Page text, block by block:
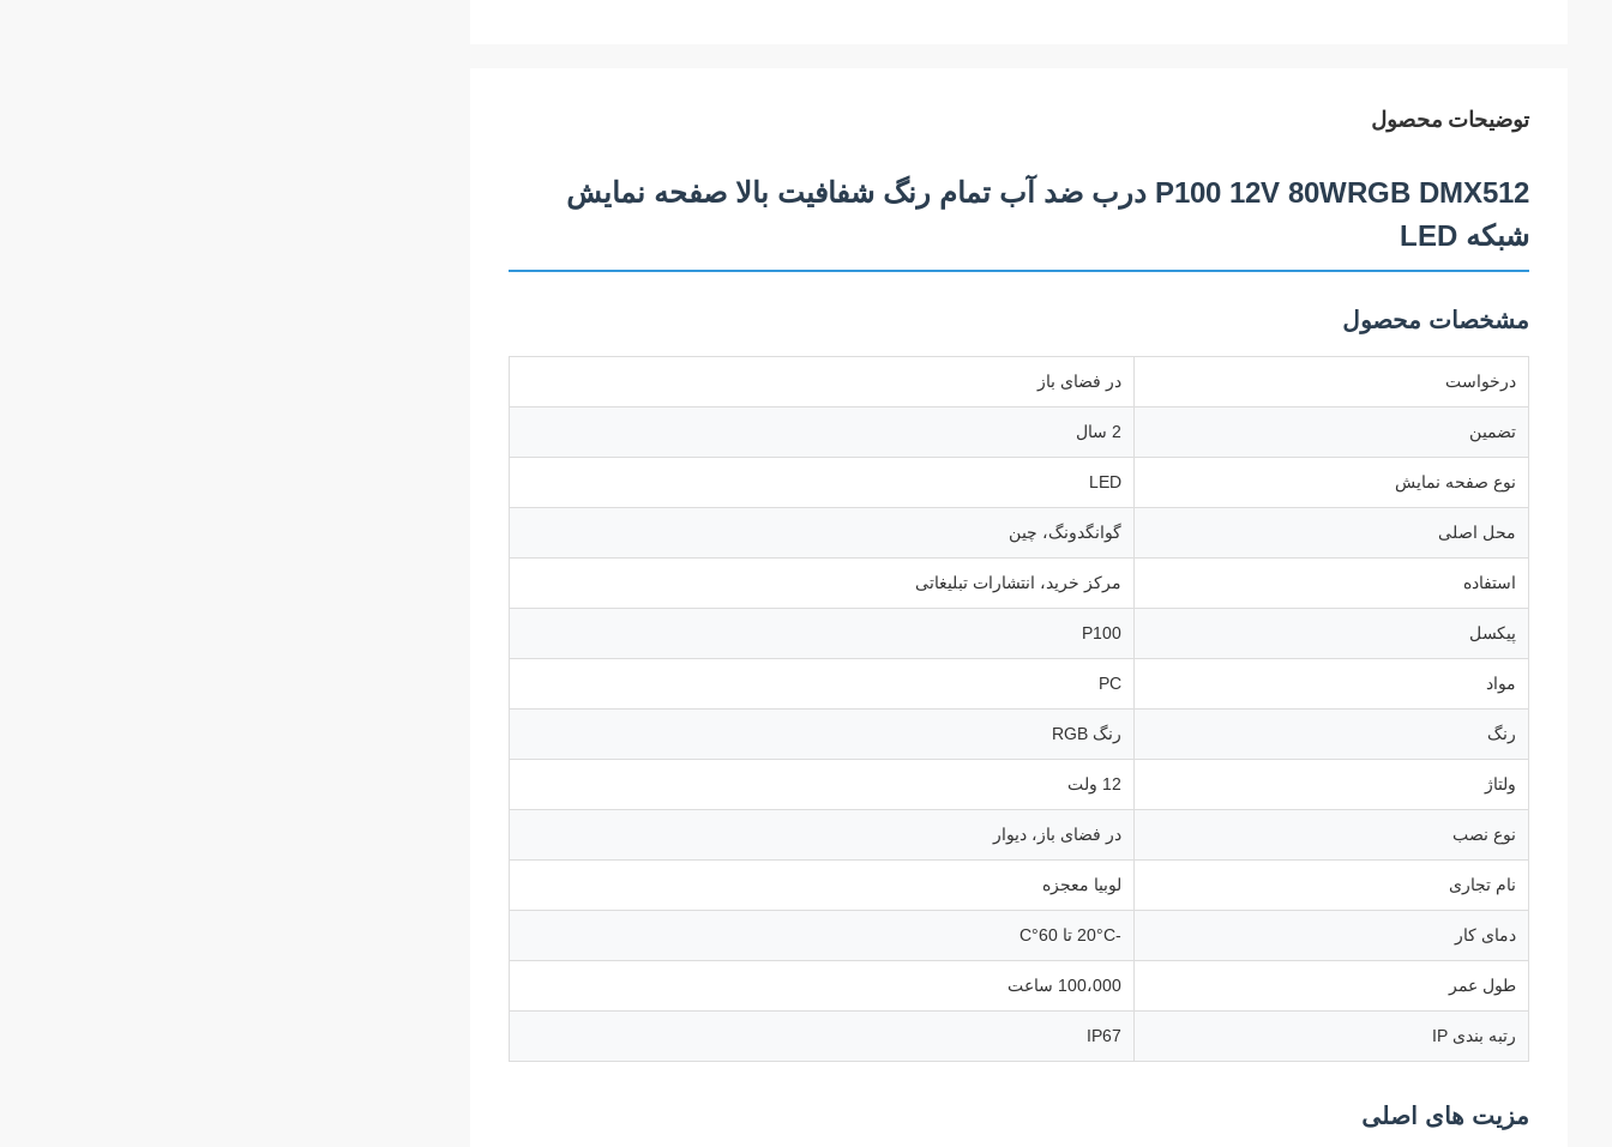
توضیحات محصول
P100 12V 80WRGB DMX512 درب ضد آب تمام رنگ شفافیت بالا صفحه نمایش
شبکه LED
مشخصات محصول
درخواست در فضای باز
تضمین 2 سال
نوع صفحه نمایش LED
محل اصلی گوانگدونگ، چین
استفاده مرکز خرید، انتشارات تبلیغاتی
پیکسل P100
مواد PC
رنگ رنگ RGB
ولتاژ 12 ولت
نوع نصب در فضای باز، دیوار
نام تجاری لوبیا معجزه
دمای کار -20°C تا 60°C
طول عمر 100،000 ساعت
رتبه بندی IP IP67
مزیت های اصلی